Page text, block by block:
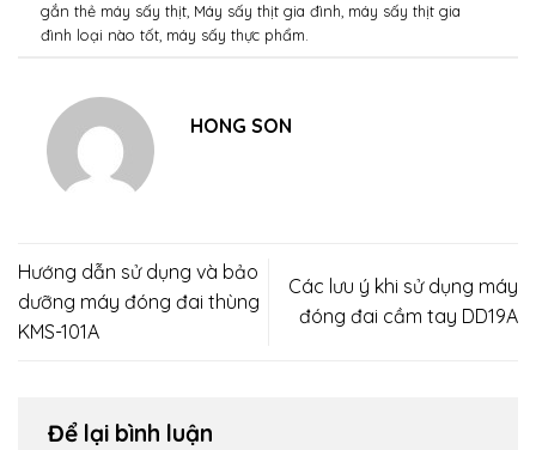
gắn thẻ máy sấy thịt Máy sấy thịt gia đình máy sấy thịt gia
đình loại nào tốt máy sấy thực phẩm
HONG SON
Hướng dẫn sử dụng và bảo
dưỡng máy đóng đai thùng
KMS-101A
Các lưu ý khi sử dụng máy
đóng đai cầm tay DD19A
Để lại bình luận